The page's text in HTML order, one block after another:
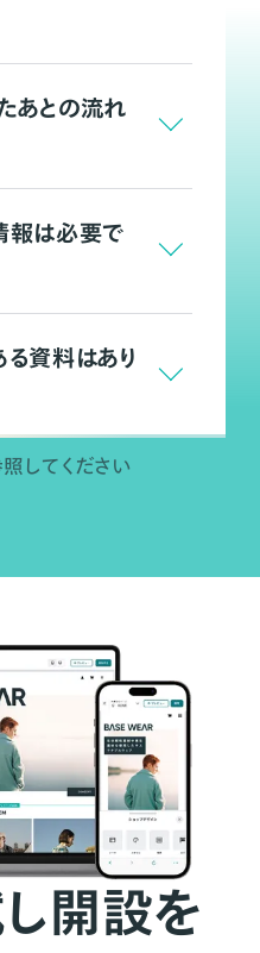
あとの流れ
報は必要で
る資料はあり
してください
開設を